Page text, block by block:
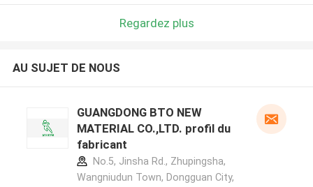
Regardez plus
AU SUJET DE NOUS
GUANGDONG BTO NEW
MATERIAL CO.,LTD. profil du
fabricant
No.5, Jinsha Rd., Zhupingsha,
Wangniudun Town, Dongguan City,